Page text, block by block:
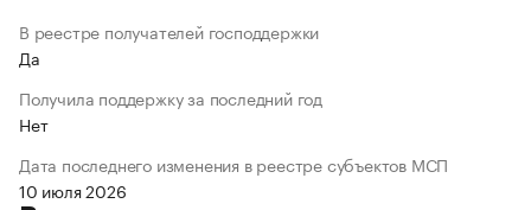
В реестре получателей господдержки
Да
Получила поддержку за последний год
Нет
Дата последнего изменения в реестре субъектов МСП
10 июля 2026